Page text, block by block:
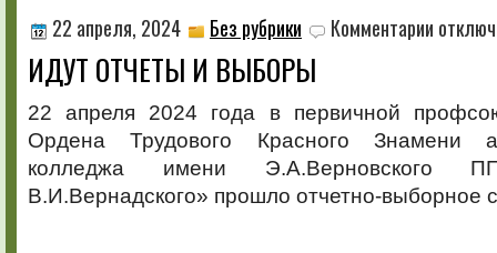
22 апреля, 2024 Без рубрики Комментарии записи
ВЫБОРЫ
ИДУТ ОТЧЕТЫ И ВЫБОРЫ
22 апреля 2024 года в первичной
Ордена Трудового Красного Знамени
колледжа имени
В.И.Вернадского» прошло отчетно-выборное